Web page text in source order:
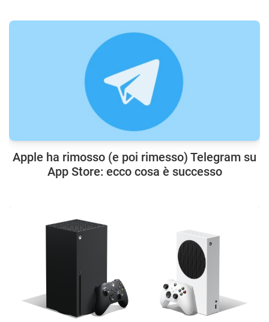
Apple ha rimosso (e poi rimesso) Telegram su
App Store: ecco cosa è successo